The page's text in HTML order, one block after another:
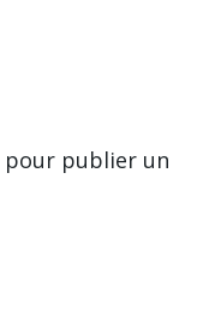
pour publier un